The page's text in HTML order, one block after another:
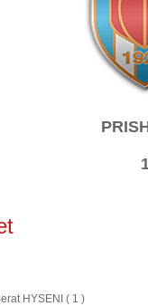
HYSENI ( 1 )